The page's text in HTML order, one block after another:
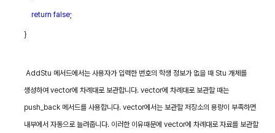
return false;
}
AddStu 메서드에서는 사용자가 입력한 번호의 학생 정보가 없을 때 Stu개체를
생성하여 vector에 차례대로 보관합니다. vector에 차례대로 보관할 때는
push_back 메서드를 사용합니다. vector에서는 보관할 저장소의 용량이 부족하면
내부에서 자동으로 늘려줍니다. 이러한 이유때문에 vector에 차례대로 자료를 보관할